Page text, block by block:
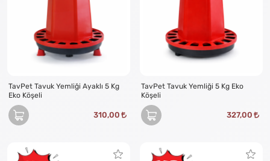
TavPet Tavuk Yemliği Ayaklı 5 Kg
Eko Köşeli
310,00
TavPet Tavuk Yemliği 5 Kg Eko
Köşeli
327,00